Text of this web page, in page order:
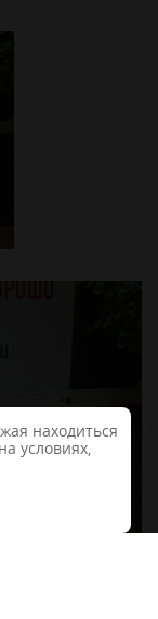
находиться
условиях,